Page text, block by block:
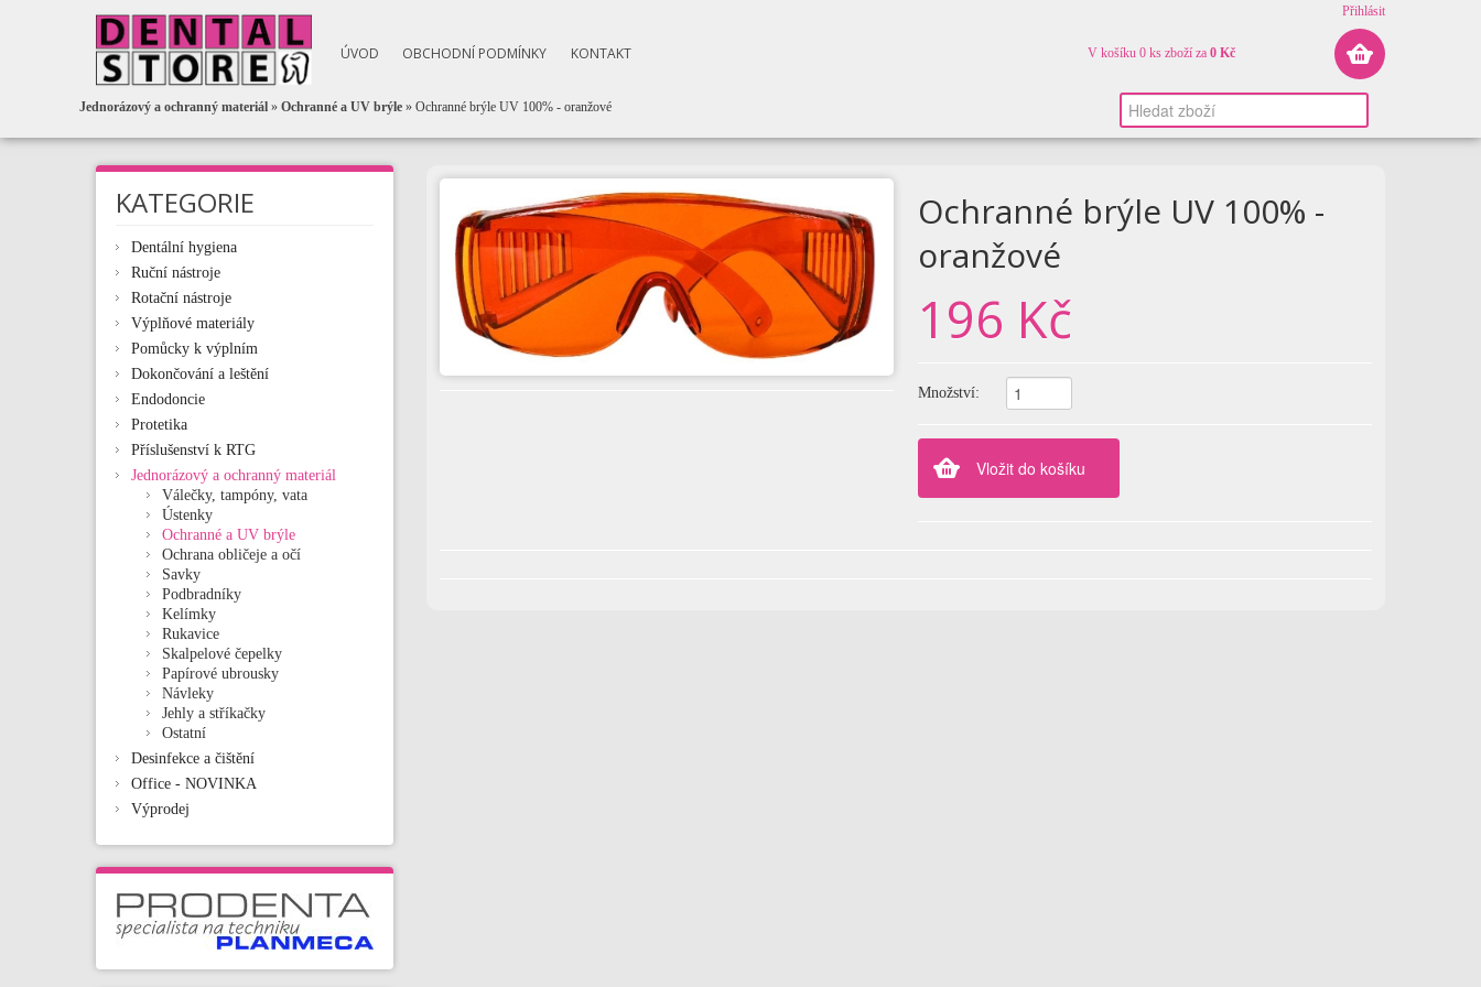
Přihlásit
ÚVOD OBCHODNÍ PODMÍNKY KONTAKT V košíku 0 ks zboží za 0 Kč
Jednorázový a ochranný materiál » Ochranné a UV brýle » Ochranné brýle UV 100% - oranžové
Ochranné brýle UV 100% -
oranžové
196 Kč
Množství:
Vložit do košíku
KATEGORIE
Dentální hygiena
Ruční nástroje
Rotační nástroje
Výplňové materiály
Pomůcky k výplním
Dokončování a leštění
Endodoncie
Protetika
Příslušenství k RTG
Jednorázový a ochranný materiál
Válečky, tampóny, vata
Ústenky
Ochranné a UV brýle
Ochrana obličeje a očí
Savky
Podbradníky
Kelímky
Rukavice
Skalpelové čepelky
Papírové ubrousky
Návleky
Jehly a stříkačky
Ostatní
Desinfekce a čištění
Office - NOVINKA
Výprodej